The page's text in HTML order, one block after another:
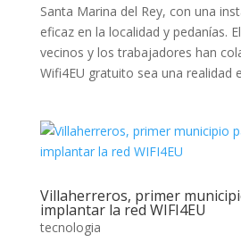
Santa Marina del Rey, con una
eficaz en la localidad y pedanías.
vecinos y los trabajadores han
Wifi4EU gratuito sea una realidad
Villaherreros, primer
implantar la red WIFI4EU
tecnologia